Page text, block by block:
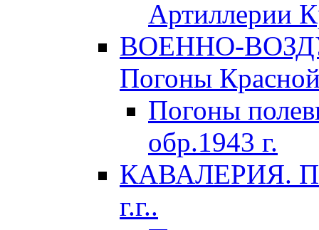
Артиллерии
ВОЕННО-
Погоны
Погоны
обр.1943 г.
КАВАЛЕРИЯ.
г.г..